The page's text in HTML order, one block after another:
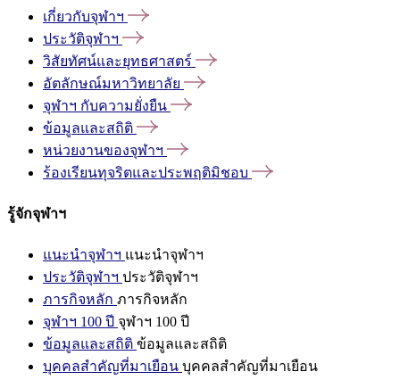
เกี่ยวกับจุฬาฯ
ประวัติจุฬาฯ
วิสัยทัศน์และยุทธศาสตร์
อัตลักษณ์มหาวิทยาลัย
จุฬาฯ กับความยั่งยืน
ข้อมูลและสถิติ
หน่วยงานของจุฬาฯ
ร้องเรียนทุจริตและประพฤติมิชอบ
รู้จักจุฬาฯ
แนะนำจุฬาฯ แนะนำจุฬาฯ
ประวัติจุฬาฯ ประวัติจุฬาฯ
ภารกิจหลัก ภารกิจหลัก
จุฬาฯ 100 ปี จุฬาฯ 100 ปี
ข้อมูลและสถิติ ข้อมูลและสถิติ
บุคคลสำคัญที่มาเยือน บุคคลสำคัญที่มาเยือน